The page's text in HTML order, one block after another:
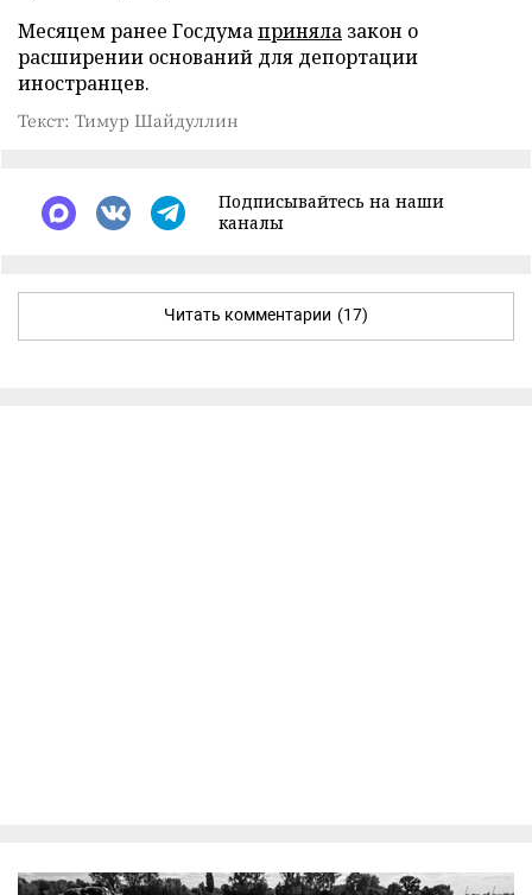
Месяцем ранее Госдумаприняла закон о
расширении оснований для депортации
иностранцев.
Текст: Тимур Шайдуллин
Подписывайтесь на наши
каналы
Читать комментарии (17)